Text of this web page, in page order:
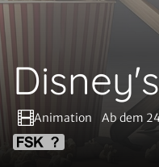
Animation Ab dem